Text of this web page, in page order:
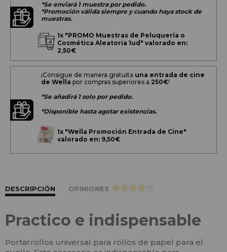
*Se enviará 1 muestra por pedido.
*Promoción válida siempre y cuando haya stock de
muestras.
1x "PROMO Muestras de Peluquería o
Cosmética Aleatoria 1ud" valorado en:
2,50€
¡Consigue de manera gratuita una entrada de cine
de Wella por compras superiores a 250€!
*Se añadirá 1 solo por pedido.
*Disponible hasta agotar existencias.
1x "Wella Promoción Entrada de Cine"
valorado en: 9,50€
DESCRIPCIÓN OPINIONES >
Practico e indispensable
Portarrollos universal para rollos de papel para el